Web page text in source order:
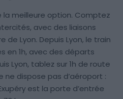
la meilleure option. Comptez
avec des liaisons
de Lyon. Depuis Lyon, le train
en 1h, avec des départs
Lyon, tablez sur 1h de route
ne dispose pas d’aéroport :
est la porte d’entrée